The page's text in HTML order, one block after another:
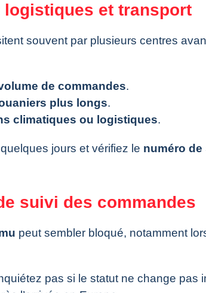
logistiques et transport
souvent par plusieurs centres
de commandes.
plus longs.
climatiques ou logistiques.
jours et vérifiez le numéro de
suivi des commandes
peut sembler bloqué, notamment
pas si le statut ne change pas